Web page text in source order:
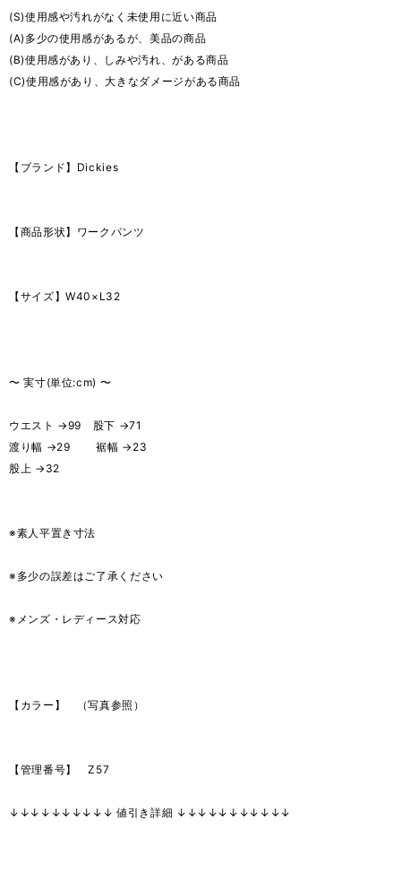
(S)使用感や汚れがなく未使用に近い商品
(A)多少の使用感があるが、美品の商品
(B)使用感があり、しみや汚れ、がある商品
(C)使用感があり、大きなダメージがある商品
【ブランド】Dickies
【商品形状】ワークパンツ
【サイズ】W40×L32
〜 実寸(単位:cm) 〜
ウエスト →99 股下 →71
渡り幅 →29 裾幅 →23
股上 →32
※素人平置き寸法
※多少の誤差はご了承ください
※メンズ・レディース対応
【カラー】 （写真参照）
【管理番号】 Z57
↓↓↓↓↓↓↓↓↓↓ 値引き詳細 ↓↓↓↓↓↓↓↓↓↓↓